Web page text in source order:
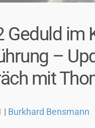
Geduld im
–
mit
| Burkhard Bensmann